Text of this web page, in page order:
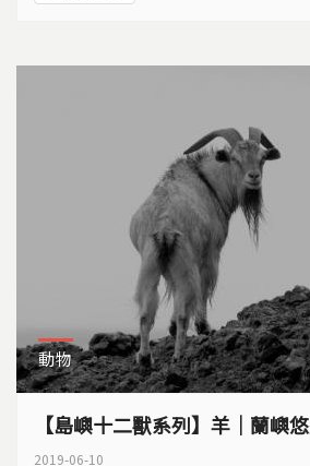
動物
【島嶼十二獸系列】羊｜蘭嶼
2019-06-10